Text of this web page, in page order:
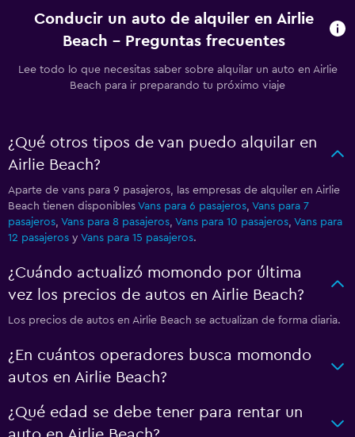
Conducir un auto de alquiler en Airlie
Beach - Preguntas frecuentes
Lee todo lo que necesitas saber sobre alquilar un auto en Airlie
Beach para ir preparando tu próximo viaje
¿Qué otros tipos de van puedo alquilar en
Airlie Beach?
Aparte de vans para 9 pasajeros, las empresas de alquiler en Airlie
Beach tienen disponibles Vans para 6 pasajeros, Vans para 7
pasajeros, Vans para 8 pasajeros, Vans para 10 pasajeros, Vans para
12 pasajeros y Vans para 15 pasajeros.
¿Cuándo actualizó momondo por última
vez los precios de autos en Airlie Beach?
Los precios de autos en Airlie Beach se actualizan de forma diaria.
¿En cuántos operadores busca momondo
autos en Airlie Beach?
¿Qué edad se debe tener para rentar un